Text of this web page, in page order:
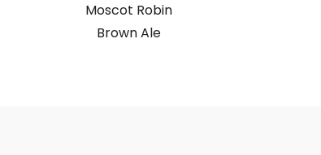
Moscot Robin
Brown Ale